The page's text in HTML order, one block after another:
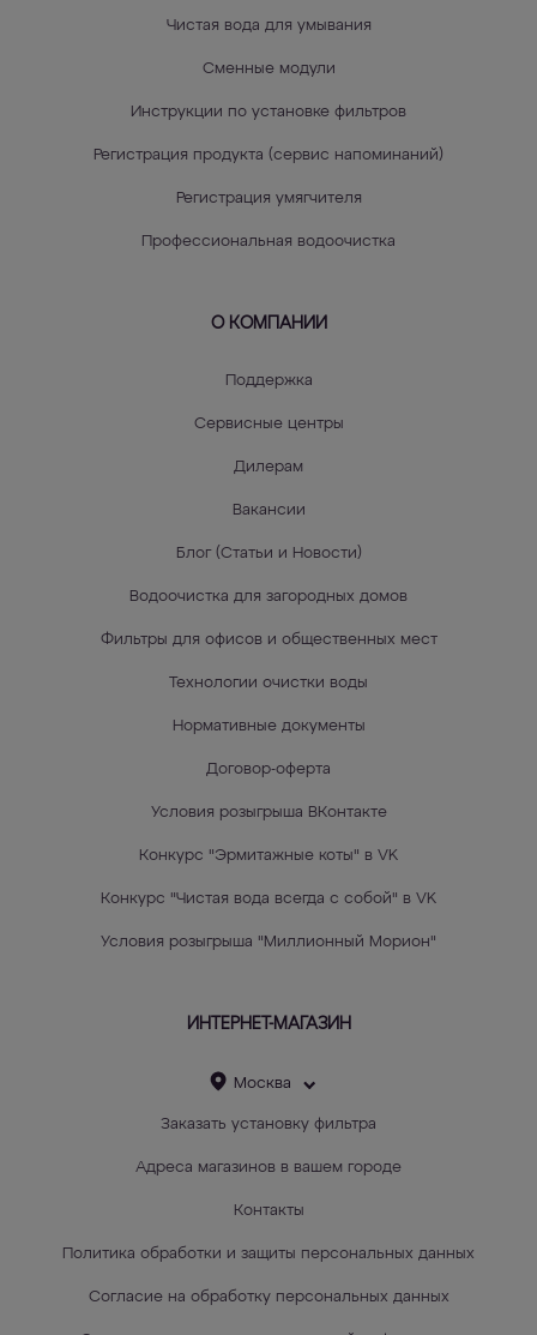
Чистая вода для умывания
Сменные модули
Инструкции по установке фильтров
Регистрация продукта (сервис напоминаний)
Регистрация умягчителя
Профессиональная водоочистка
О КОМПАНИИ
Поддержка
Сервисные центры
Дилерам
Вакансии
Блог (Статьи и Новости)
Водоочистка для загородных домов
Фильтры для офисов и общественных мест
Технологии очистки воды
Нормативные документы
Договор-оферта
Условия розыгрыша ВКонтакте
Конкурс "Эрмитажные коты" в VK
Конкурс "Чистая вода всегда с собой" в VK
Условия розыгрыша "Миллионный Морион"
ИНТЕРНЕТ-МАГАЗИН
Москва
Заказать установку фильтра
Адреса магазинов в вашем городе
Контакты
Политика обработки и защиты персональных данных
Согласие на обработку персональных данных